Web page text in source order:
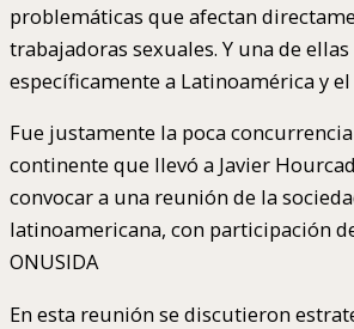
problemáticas que afectan
trabajadoras sexuales. Y una de
específicamente a Latinoamérica y el
Fue justamente la poca
continente que llevó a Javier
convocar a una reunión de la
latinoamericana, con participación
ONUSIDA
En esta reunión se discutieron